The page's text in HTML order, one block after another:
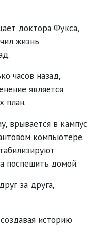
доктора Фукса,
жизнь
часов назад,
является
план.
врывается в кампус
компьютере.
поспешить домой.
за друга,
историю